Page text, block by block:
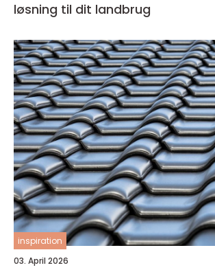
løsning til dit landbrug
inspiration
03. April 2026